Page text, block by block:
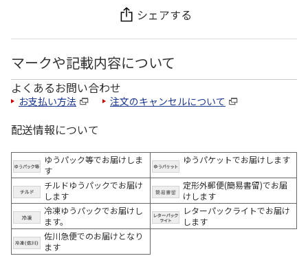
シェアする
マークや記載内容について
よくあるお問い合わせ
お支払い方法 注文のキャンセルについて
配送情報について
ゆうパック等でお届けしま
す
ゆうパケットでお届けします
チルドゆうパックでお届け
します
定形外郵便(簡易書留)でお届
けします
冷凍ゆうパックでお届けし
ます。
レターパックライトでお届け
します
佐川急便でのお届けとなり
ます